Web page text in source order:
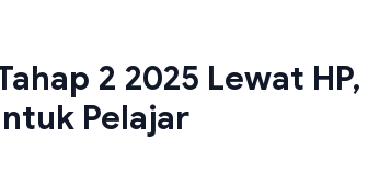
2 2025 Lewat HP,
Pelajar